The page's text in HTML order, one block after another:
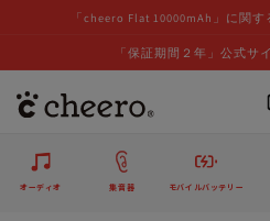
「cheero Flat 10000mAh」に関
「保証期間２年」公式サ
オーディオ 集音器 モバイルバッテリー